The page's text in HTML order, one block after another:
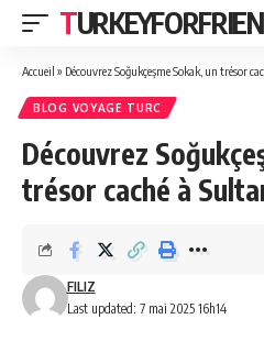
Accueil » Découvrez Soğukçeşme Sokak, un trésor
BLOG VOYAGE TURC
Découvrez
trésor caché à
Last updated: 7 mai 2025 16h14
FILIZ